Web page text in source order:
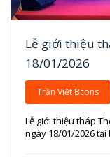
Lễ giới thiệu
18/01/2026
Trần Việt Bcons
Lễ giới thiệu tháp
ngày 18/01/2026 tại